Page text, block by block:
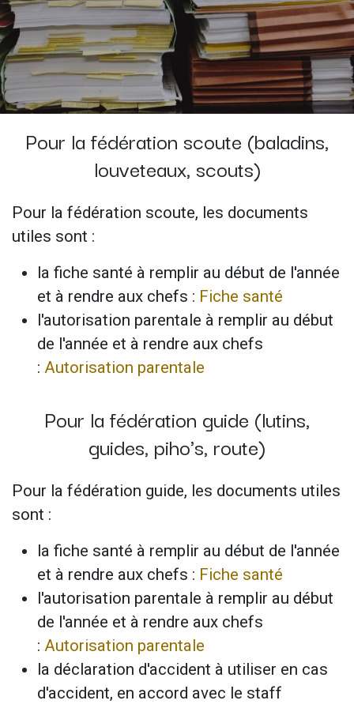
Pour la fédération scoute (baladins,
louveteaux, scouts)
Pour la fédération scoute, les documents
utiles sont :
la fiche santé à remplir au début de l'année
et à rendre aux chefs : Fiche santé
l'autorisation parentale à remplir au début
de l'année et à rendre aux chefs
: Autorisation parentale
Pour la fédération guide (lutins,
guides, piho's, route)
Pour la fédération guide, les documents utiles
sont :
la fiche santé à remplir au début de l'année
et à rendre aux chefs : Fiche santé
l'autorisation parentale à remplir au début
de l'année et à rendre aux chefs
: Autorisation parentale
la déclaration d'accident à utiliser en cas
d'accident, en accord avec le staff